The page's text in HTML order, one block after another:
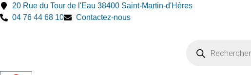
20 Rue du Tour de l'Eau 38400 Saint-Martin-d'Hères
04 76 44 68 10
Contactez-nous